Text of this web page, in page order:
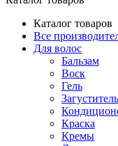
Каталог товаров
Все
Для волос
Бальзам
Воск
Гель
Краска
Кремы